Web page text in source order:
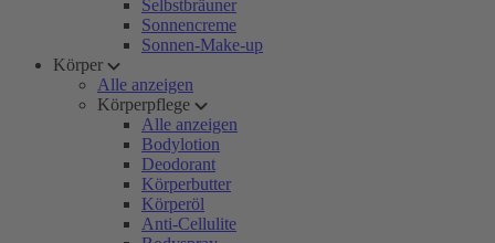
Selbstbräuner
Sonnencreme
Sonnen-Make-up
Körper
Alle anzeigen
Körperpflege
Alle anzeigen
Bodylotion
Deodorant
Körperbutter
Körperöl
Anti-Cellulite